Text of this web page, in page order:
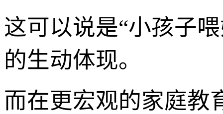
这可以说是“小孩子
的生动体现。
而在更宏观的家庭教